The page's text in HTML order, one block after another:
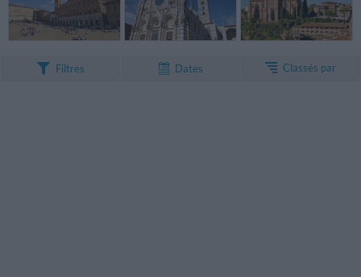
Filtres Dates Classés par